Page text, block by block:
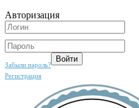
Авторизация
Забыли пароль?
Регистрация